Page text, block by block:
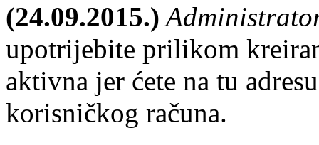
(24.09.2015.)
upotrijebite prilikom
aktivna jer ćete na tu
korisničkog računa.